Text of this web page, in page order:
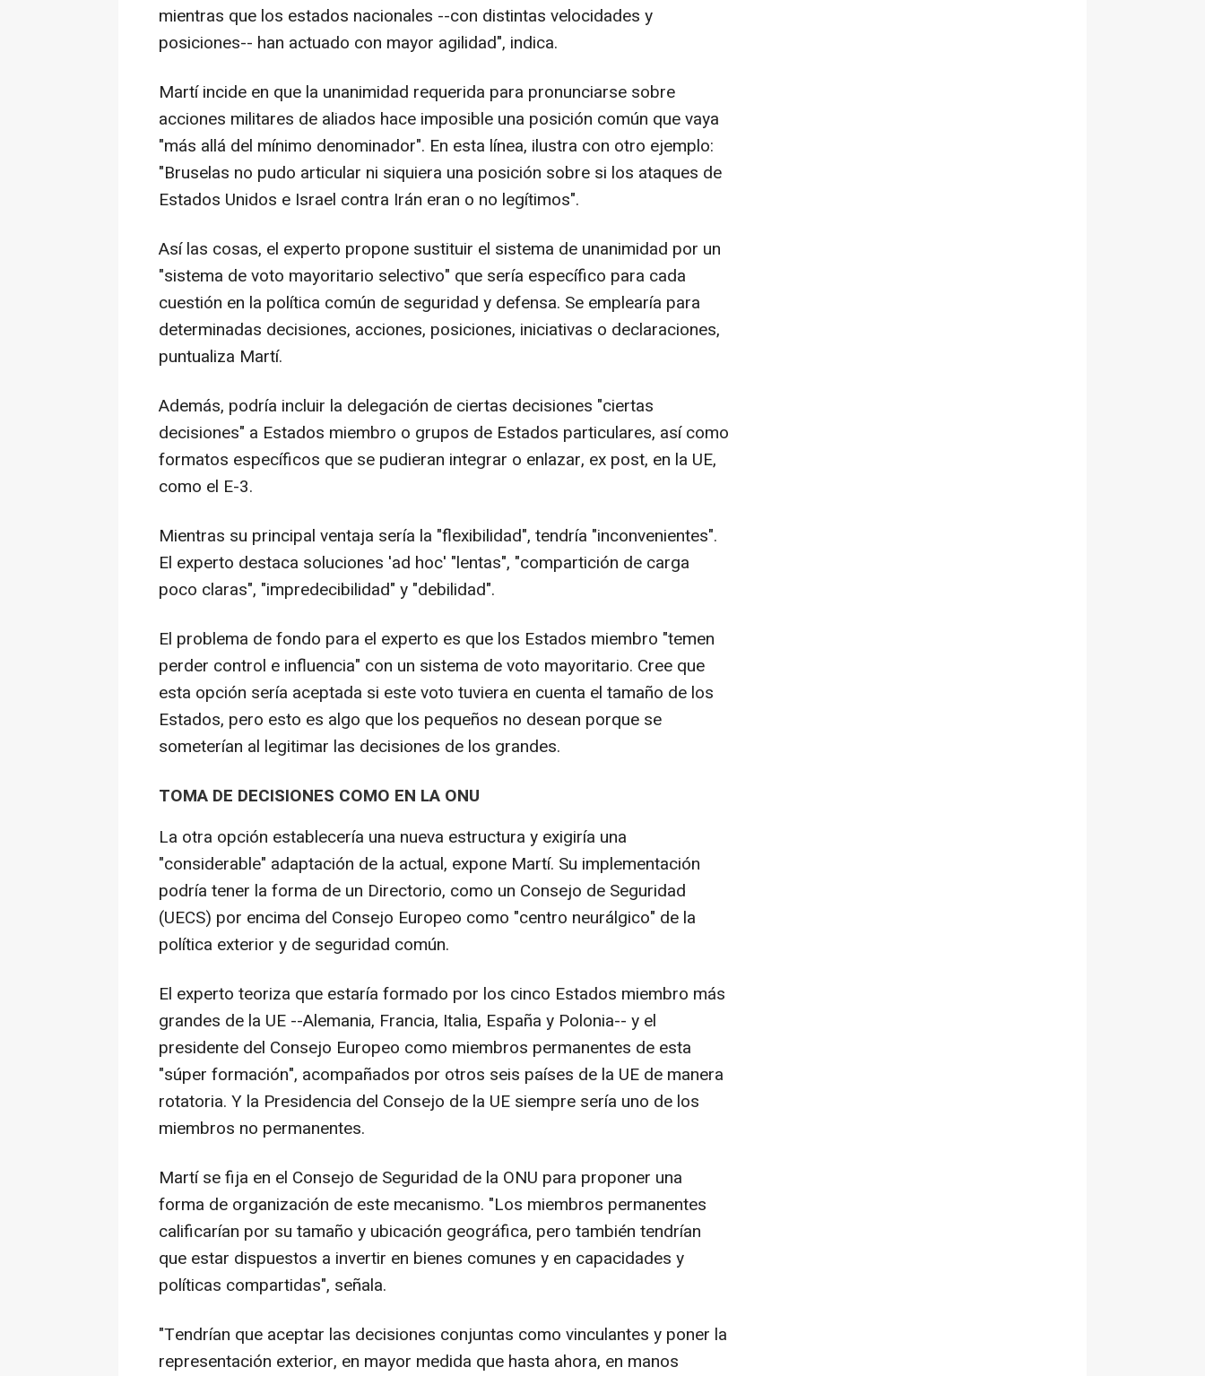
mientras que los estados nacionales --con distintas velocidades y
posiciones-- han actuado con mayor agilidad", indica.
Martí incide en que la unanimidad requerida para pronunciarse sobre
acciones militares de aliados hace imposible una posición común que vaya
"más allá del mínimo denominador". En esta línea, ilustra con otro ejemplo:
"Bruselas no pudo articular ni siquiera una posición sobre si los ataques de
Estados Unidos e Israel contra Irán eran o no legítimos".
Así las cosas, el experto propone sustituir el sistema de unanimidad por un
"sistema de voto mayoritario selectivo" que sería específico para cada
cuestión en la política común de seguridad y defensa. Se emplearía para
determinadas decisiones, acciones, posiciones, iniciativas o declaraciones,
puntualiza Martí.
Además, podría incluir la delegación de ciertas decisiones "ciertas
decisiones" a Estados miembro o grupos de Estados particulares, así como
formatos específicos que se pudieran integrar o enlazar, ex post, en la UE,
como el E-3.
Mientras su principal ventaja sería la "flexibilidad", tendría "inconvenientes".
El experto destaca soluciones 'ad hoc' "lentas", "compartición de carga
poco claras", "impredecibilidad" y "debilidad".
El problema de fondo para el experto es que los Estados miembro "temen
perder control e influencia" con un sistema de voto mayoritario. Cree que
esta opción sería aceptada si este voto tuviera en cuenta el tamaño de los
Estados, pero esto es algo que los pequeños no desean porque se
someterían al legitimar las decisiones de los grandes.
TOMA DE DECISIONES COMO EN LA ONU
La otra opción establecería una nueva estructura y exigiría una
"considerable" adaptación de la actual, expone Martí. Su implementación
podría tener la forma de un Directorio, como un Consejo de Seguridad
(UECS) por encima del Consejo Europeo como "centro neurálgico" de la
política exterior y de seguridad común.
El experto teoriza que estaría formado por los cinco Estados miembro más
grandes de la UE --Alemania, Francia, Italia, España y Polonia-- y el
presidente del Consejo Europeo como miembros permanentes de esta
"súper formación", acompañados por otros seis países de la UE de manera
rotatoria. Y la Presidencia del Consejo de la UE siempre sería uno de los
miembros no permanentes.
Martí se fija en el Consejo de Seguridad de la ONU para proponer una
forma de organización de este mecanismo. "Los miembros permanentes
calificarían por su tamaño y ubicación geográfica, pero también tendrían
que estar dispuestos a invertir en bienes comunes y en capacidades y
políticas compartidas", señala.
"Tendrían que aceptar las decisiones conjuntas como vinculantes y poner la
representación exterior, en mayor medida que hasta ahora, en manos